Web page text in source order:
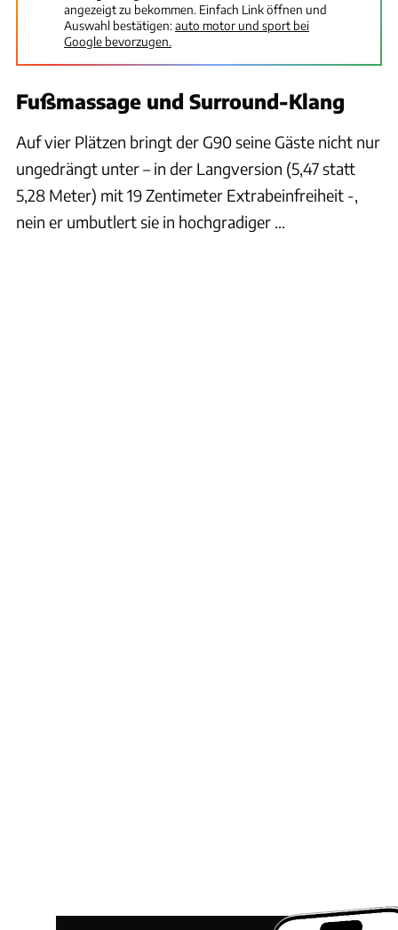
angezeigt zu bekommen. Einfach Link öffnen und
Auswahl bestätigen:auto motor und sport bei
Google bevorzugen.
Fußmassage und Surround-Klang
Auf vier Plätzen bringt der G90 seine Gäste nicht nur
ungedrängt unter – in der Langversion (5,47 statt
5,28 Meter) mit 19 Zentimeter Extrabeinfreiheit -,
nein er umbutlert sie in hochgradiger ...